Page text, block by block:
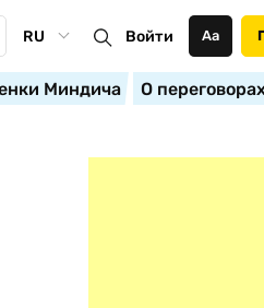
RU Войти Аа
Миндича О